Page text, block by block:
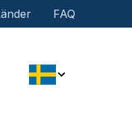
FAQ